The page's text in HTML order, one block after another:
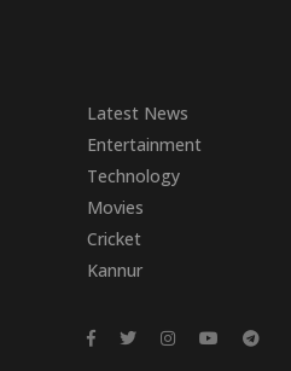
Latest News
Entertainment
Technology
Movies
Cricket
Kannur